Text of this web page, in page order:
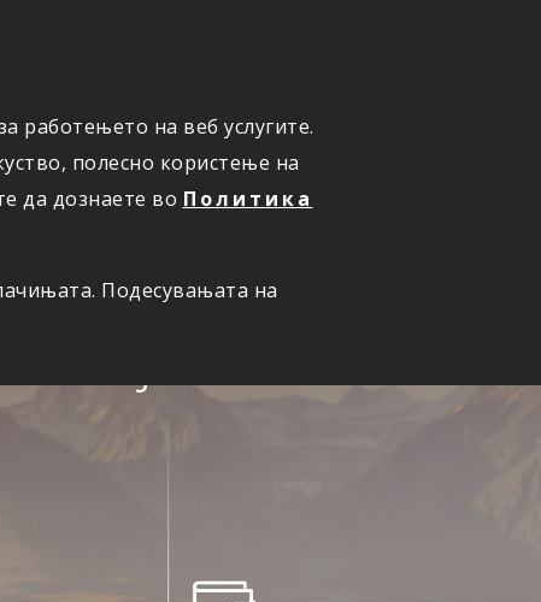
работењето на веб услугите.
полесно користење на
да дознаете во Политика
Подесувањата на